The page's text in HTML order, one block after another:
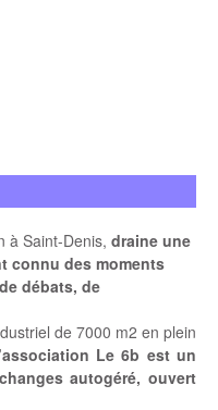
à Saint-Denis, draine une
connu des moments
débats, de
de 7000 m2 en plein
Le 6b est un
autogéré, ouvert